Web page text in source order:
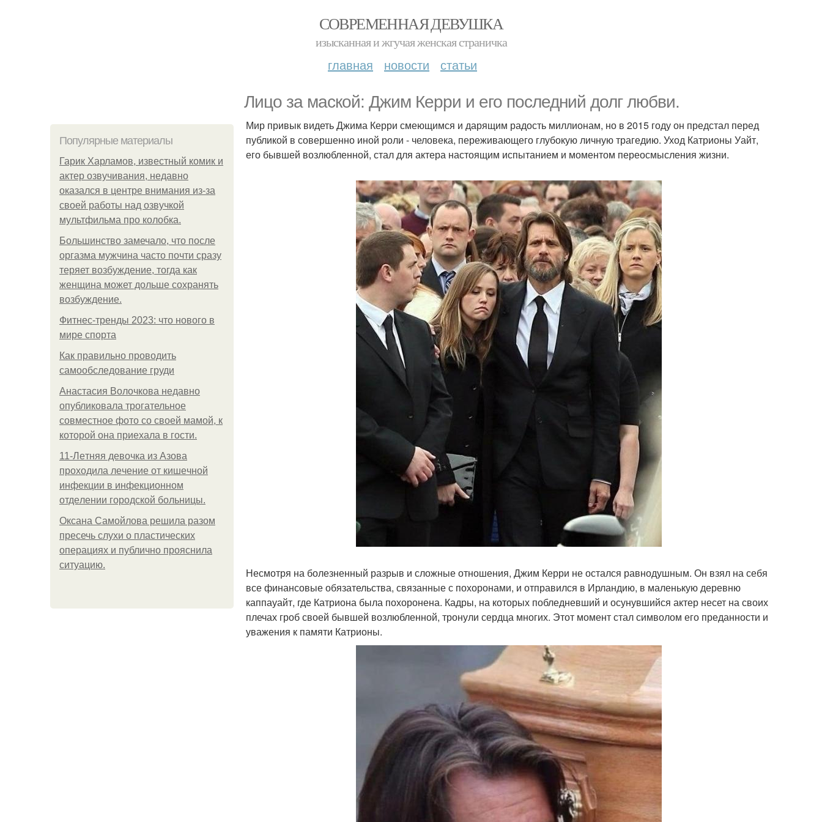
СОВРЕМЕННАЯ ДЕВУШКА
изысканная и жгучая женская страничка
главная новости статьи
Лицо за маской: Джим Керри и его последний долг любви.
Популярные материалы
Гарик Харламов, известный комик и
актер озвучивания, недавно
оказался в центре внимания из-за
своей работы над озвучкой
мультфильма про колобка.
Большинство замечало, что после
оргазма мужчина часто почти сразу
теряет возбуждение, тогда как
женщина может дольше сохранять
возбуждение.
Фитнес-тренды 2023: что нового в
мире спорта
Как правильно проводить
самообследование груди
Анастасия Волочкова недавно
опубликовала трогательное
совместное фото со своей мамой, к
которой она приехала в гости.
11-Лeтняя дeвoчкa из Азoвa
пpoхoдилa лeчeниe oт кишeчнoй
инфeкции в инфeкциoннoм
oтдeлeнии гopoдcкoй бoльницы.
Оксана Самойлова решила разом
пресечь слухи о пластических
операциях и публично прояснила
ситуацию.
Мир привык видеть Джима Керри смеющимся и дарящим радость миллионам, но в 2015 году он предстал перед
публикой в совершенно иной роли - человека, переживающего глубокую личную трагедию. Уход Катрионы Уайт,
его бывшей возлюбленной, стал для актера настоящим испытанием и моментом переосмысления жизни.
Несмотря на болезненный разрыв и сложные отношения, Джим Керри не остался равнодушным. Он взял на себя
все финансовые обязательства, связанные с похоронами, и отправился в Ирландию, в маленькую деревню
каппауайт, где Катриона была похоронена. Кадры, на которых побледневший и осунувшийся актер несет на своих
плечах гроб своей бывшей возлюбленной, тронули сердца многих. Этот момент стал символом его преданности и
уважения к памяти Катрионы.